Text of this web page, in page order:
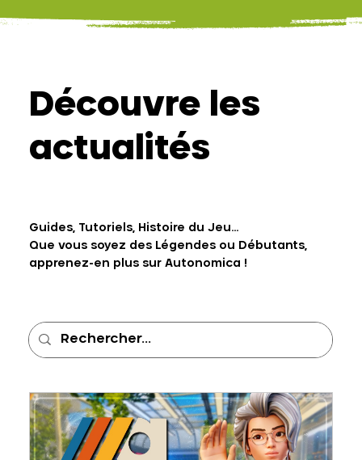
Découvre les
actualités
Guides, Tutoriels, Histoire du Jeu...
Que vous soyez des Légendes ou Débutants,
apprenez-en plus sur Autonomica !